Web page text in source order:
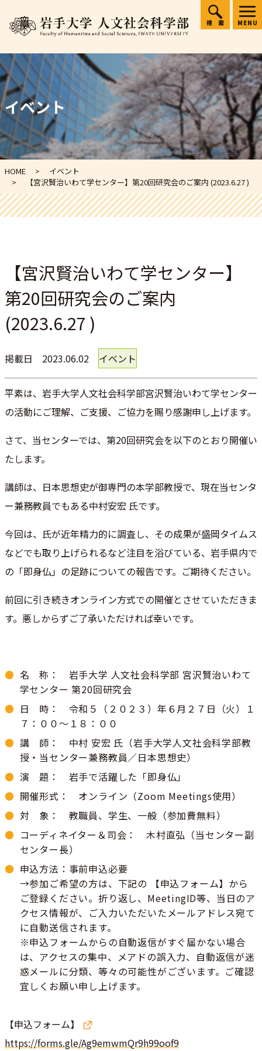
検索 MENU
イベント
HOME
イベント
【宮沢賢治いわて学センター】第20回研究会のご案内 (2023.6.27 )
【宮沢賢治いわて学センター】
第20回研究会のご案内
(2023.6.27 )
掲載日 2023.06.02 イベント
平素は、岩手大学人文社会科学部宮沢賢治いわて学センター
の活動にご理解、ご支援、ご協力を賜り感謝申し上げます。
さて、当センターでは、第20回研究会を以下のとおり開催い
たします。
講師は、日本思想史が御専門の本学部教授で、現在当センタ
ー兼務教員でもある中村安宏 氏です。
今回は、氏が近年精力的に調査し、その成果が盛岡タイムス
などでも取り上げられるなど注目を浴びている、岩手県内で
の「即身仏」の足跡についての報告です。ご期待ください。
前回に引き続きオンライン方式での開催とさせていただきま
す。悪しからずご了承いただければ幸いです。
名 称： 岩手大学 人文社会科学部 宮沢賢治いわて
学センター 第20回研究会
日 時： 令和５（２０２３）年６月２７日（火）１
７：００～１８：００
講 師： 中村 安宏 氏（岩手大学人文社会科学部教
授・当センター兼務教員／日本思想史）
演 題： 岩手で活躍した「即身仏」
開催形式： オンライン（Zoom Meetings使用）
対 象： 教職員、学生、一般（参加費無料）
コーディネイター＆司会： 木村直弘（当センター副
センター長）
申込方法：事前申込必要
→参加ご希望の方は、下記の 【申込フォーム】から
ご登録ください。折り返し、MeetingID等、当日のア
クセス情報が、ご入力いただいたメールアドレス宛て
に自動送信されます。
※申込フォームからの自動返信がすぐ届かない場合
は、アクセスの集中、メアドの誤入力、自動返信が迷
惑メールに分類、等々の可能性がございます。ご確認
宜しくお願い申し上げます。
【申込フォーム】
https://forms.gle/Ag9emwmQr9h99oof9